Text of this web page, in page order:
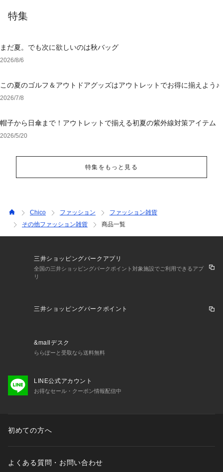
特集
まだ夏。でも次に欲しいのは秋バッグ
2026/8/6
この夏のゴルフ＆アウトドアグッズはアウトレットでお得に揃えよう♪
2026/7/8
帽子から日傘まで！アウトレットで揃える初夏の紫外線対策アイテム
2026/5/20
特集をもっと見る
Chico ファッション
ファッション雑貨
その他ファッション雑貨
商品一覧
三井ショッピングパークアプリ
全国の三井ショッピングパークポイント対象施設でご利用できるアプ
リ
三井ショッピングパークポイント
&mallデスク
ららぽーと受取なら送料無料
LINE公式アカウント
お得なセール・クーポン情報配信中
初めての方へ
よくある質問・お問い合わせ